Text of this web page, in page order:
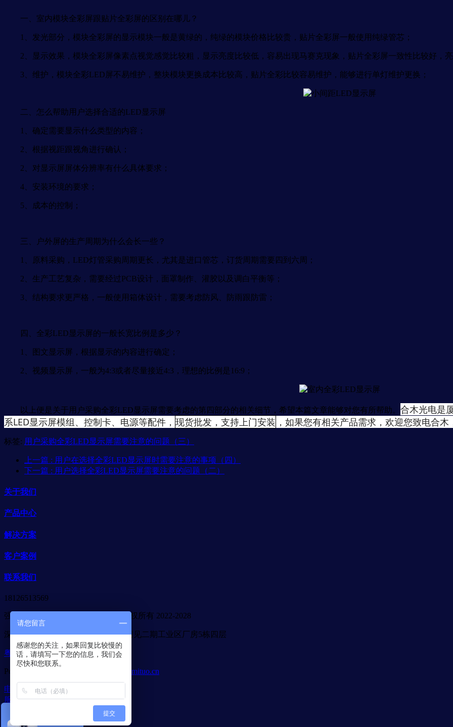
一、室内模块全彩屏跟贴片全彩屏的区别在哪儿？
1、发光部分，模块全彩屏的显示模块一般是黄绿的，纯绿的模块价格比较贵，贴片全彩屏一般使用纯绿管芯；
2、显示效果，模块全彩屏像素点视觉感觉比较粗，显示亮度比较低，容易出现马赛克现象，贴片全彩屏一致性比较好，亮
3、维护，模块全彩LED屏不易维护，整块模块更换成本比较高，贴片全彩比较容易维护，能够进行单灯维护更换；
二、怎么帮助用户选择合适的LED显示屏
1、确定需要显示什么类型的内容；
2、根据视距跟视角进行确认；
2、对显示屏屏体分辨率有什么具体要求；
4、安装环境的要求；
5、成本的控制；
三、户外屏的生产周期为什么会长一些？
1、原料采购，LED灯管采购周期更长，尤其是进口管芯，订货周期需要四到六周；
2、生产工艺复杂，需要经过PCB设计，面罩制作、灌胶以及调白平衡等；
3、结构要求更严格，一般使用箱体设计，需要考虑防风、防雨跟防雷；
四、全彩LED显示屏的一般长宽比例是多少？
1、图文显示屏，根据显示的内容进行确定；
2、视频显示屏，一般为4:3或者尽量接近4:3，理想的比例是16:9；
以上便是关于用户采购全彩LED显示屏需要考虑的第四部分的相关细节，希望本篇文章能够对您有所帮助。 合木光电是
系LED显示屏模组、控制卡、电源等配件， 现货批发，支持上门安装 ，如果您有相关产品需求，欢迎您致电合
标签: 用户采购全彩LED显示屏需要注意的问题（三）
上一篇 : 用户在选择全彩LED显示屏时需要注意的事项（四）
下一篇 : 用户选择全彩LED显示屏需要注意的问题（二）
关于我们
产品中心
解决方案
客户案例
联系我们
18126513569
强力巨彩广东省代理商-合木光电 版权所有 2022-2028
深圳市宝安区石岩街道应人石社区创见二期工业区厂房5栋四层
粤ICP备2022093632号
Powered by mituo.cn
电话咨询
服务项目
解决方案
请您留言
感谢您的关注，如果回复比较慢的
话，请填写一下您的信息，我们会
尽快和您联系。
提交